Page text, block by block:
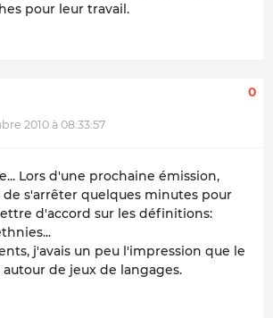
pour leur travail.
2010 à 08:33:57
0
Lors d'une prochaine émission,
de s'arrêter quelques minutes pour
d'accord sur les définitions:
j'avais un peu l'impression que le
de jeux de langages.